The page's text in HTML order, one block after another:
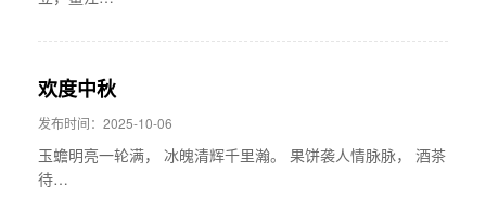
欢度中秋
发布时间：2025-10-06
玉蟾明亮一轮满， 冰魄清辉千里瀚。 果饼袭人情脉脉， 酒茶
待…